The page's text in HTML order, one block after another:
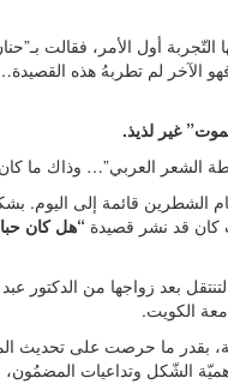
أول الأمر، فقالت
الآخر لم تطربهُ هذه
غير لذيذ.
الشعر العربي”… وذاك ما كان
الشطرين قائمة إلى اليوم.
كان قد نشر قصيدة “هل كان
في كلية التربية، لتنتقل بعد زواجها من
الكويت.
بقدر ما حرصت على تحديث
الشّكل وتداعيات المضمُون،